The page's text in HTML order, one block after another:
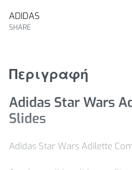
ADIDAS
SHARE
Περιγραφή
Adidas Star Wars
Slides
Adidas Star Wars Adilette